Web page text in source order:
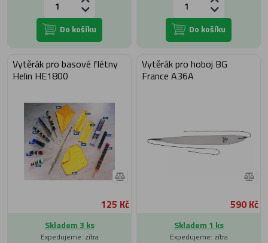
Do košíku Do košíku
Vytěrák pro basové flétny
Helin HE1800
125 Kč
Skladem 3 ks
Expedujeme: zítra
Vytěrák pro hoboj BG
France A36A
590 Kč
Skladem 1 ks
Expedujeme: zítra